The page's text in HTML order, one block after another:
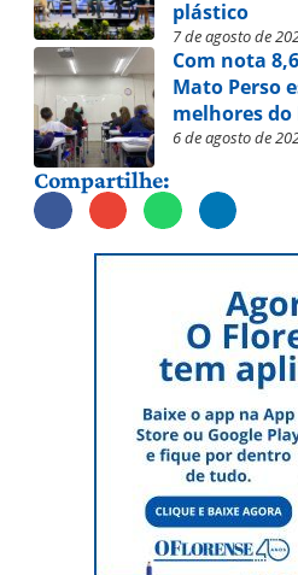
plástico
7 de agosto de
Com nota
Mato Perso
melhores do
6 de agosto de
Compartilhe: